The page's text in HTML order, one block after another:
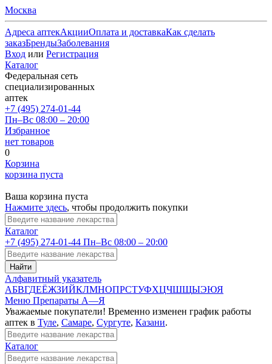
Москва
Адреса аптекАкцииОплата и доставкаКак сделать
заказБрендыЗаболевания
Вход или Регистрация
Каталог
Федеральная сеть
специализированных
аптек
+7 (495) 274-01-44
Пн–Вс 08:00 – 20:00
Избранное
нет товаров
0
Корзина
корзина пуста
Ваша корзина пуста
Нажмите здесь, чтобы продолжить покупки
Каталог
+7 (495) 274-01-44 Пн–Вс 08:00 – 20:00
Найти
Алфавитный указатель
АБВГДЕЁЖЗИЙКЛМНОПРСТУФХЦЧШЩЫЭЮЯ
Меню Препараты А—Я
Уважаемые покупатели! Временно изменен график работы
аптек в Туле, Самаре, Сургуте, Казани.
Каталог